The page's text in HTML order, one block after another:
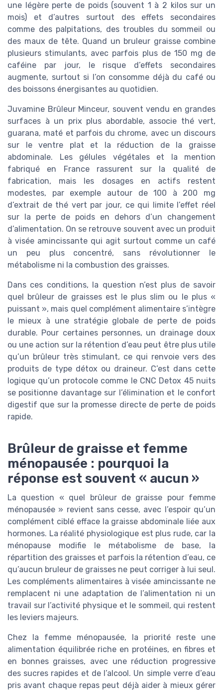
une légère perte de poids (souvent 1 à 2 kilos sur un
mois) et d’autres surtout des effets secondaires
comme des palpitations, des troubles du sommeil ou
des maux de tête. Quand un bruleur graisse combine
plusieurs stimulants, avec parfois plus de 150 mg de
caféine par jour, le risque d’effets secondaires
augmente, surtout si l’on consomme déjà du café ou
des boissons énergisantes au quotidien.
Juvamine Brûleur Minceur, souvent vendu en grandes
surfaces à un prix plus abordable, associe thé vert,
guarana, maté et parfois du chrome, avec un discours
sur le ventre plat et la réduction de la graisse
abdominale. Les gélules végétales et la mention
fabriqué en France rassurent sur la qualité de
fabrication, mais les dosages en actifs restent
modestes, par exemple autour de 100 à 200 mg
d’extrait de thé vert par jour, ce qui limite l’effet réel
sur la perte de poids en dehors d’un changement
d’alimentation. On se retrouve souvent avec un produit
à visée amincissante qui agit surtout comme un café
un peu plus concentré, sans révolutionner le
métabolisme ni la combustion des graisses.
Dans ces conditions, la question n’est plus de savoir
quel brûleur de graisses est le plus slim ou le plus «
puissant », mais quel complément alimentaire s’intègre
le mieux à une stratégie globale de perte de poids
durable. Pour certaines personnes, un drainage doux
ou une action sur la rétention d’eau peut être plus utile
qu’un brûleur très stimulant, ce qui renvoie vers des
produits de type détox ou draineur. C’est dans cette
logique qu’un protocole comme le CNC Detox 45 nuits
se positionne davantage sur l’élimination et le confort
digestif que sur la promesse directe de perte de poids
rapide.
Brûleur de graisse et femme
ménopausée : pourquoi la
réponse est souvent « aucun »
La question « quel brûleur de graisse pour femme
ménopausée » revient sans cesse, avec l’espoir qu’un
complément ciblé efface la graisse abdominale liée aux
hormones. La réalité physiologique est plus rude, car la
ménopause modifie le métabolisme de base, la
répartition des graisses et parfois la rétention d’eau, ce
qu’aucun bruleur de graisses ne peut corriger à lui seul.
Les compléments alimentaires à visée amincissante ne
remplacent ni une adaptation de l’alimentation ni un
travail sur l’activité physique et le sommeil, qui restent
les leviers majeurs.
Chez la femme ménopausée, la priorité reste une
alimentation équilibrée riche en protéines, en fibres et
en bonnes graisses, avec une réduction progressive
des sucres rapides et de l’alcool. Un simple verre d’eau
pris avant chaque repas peut déjà aider à mieux gérer